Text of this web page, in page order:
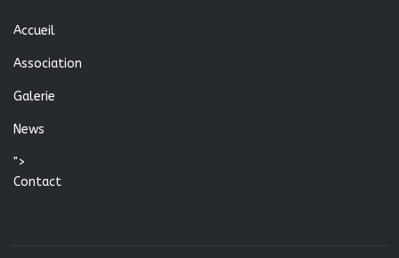
Accueil
Association
Galerie
News
">
Contact